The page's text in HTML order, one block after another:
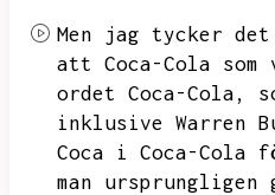
Men jag tycker
att Coca-Cola som
ordet Coca-Cola,
inklusive Warren
Coca i Coca-Cola
man ursprungligen